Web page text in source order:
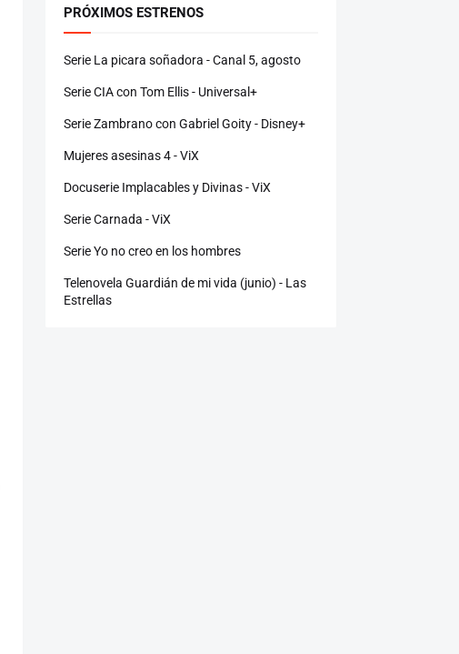
PRÓXIMOS ESTRENOS
Serie La picara soñadora - Canal 5, agosto
Serie CIA con Tom Ellis - Universal+
Serie Zambrano con Gabriel Goity - Disney+
Mujeres asesinas 4 - ViX
Docuserie Implacables y Divinas - ViX
Serie Carnada - ViX
Serie Yo no creo en los hombres
Telenovela Guardián de mi vida (junio) - Las
Estrellas